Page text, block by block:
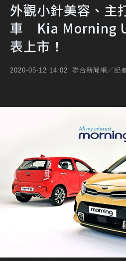
外觀小針美容、主
車 Kia Morning
表上市！
2020-05-12 14:02 聯合新聞網／記